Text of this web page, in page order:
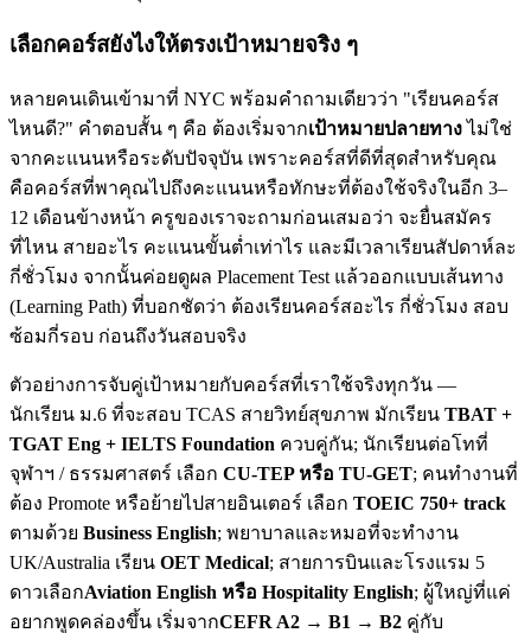
เลือกคอร์สยังไงให้ตรงเป้าหมายจริง ๆ
หลายคนเดินเข้ามาที่ NYC พร้อมคำถามเดียวว่า "เรียนคอร์ส
ไหนดี?" คำตอบสั้น ๆ คือ ต้องเริ่มจากเป้าหมายปลายทางไม่ใช่
จากคะแนนหรือระดับปัจจุบัน เพราะคอร์สที่ดีที่สุดสำหรับคุณ
คือคอร์สที่พาคุณไปถึงคะแนนหรือทักษะที่ต้องใช้จริงในอีก 3–
12 เดือนข้างหน้า ครูของเราจะถามก่อนเสมอว่า จะยื่นสมัคร
ที่ไหน สายอะไร คะแนนขั้นต่ำเท่าไร และมีเวลาเรียนสัปดาห์ละ
กี่ชั่วโมง จากนั้นค่อยดูผล Placement Test แล้วออกแบบเส้นทาง
(Learning Path) ที่บอกชัดว่า ต้องเรียนคอร์สอะไร กี่ชั่วโมง สอบ
ซ้อมกี่รอบ ก่อนถึงวันสอบจริง
ตัวอย่างการจับคู่เป้าหมายกับคอร์สที่เราใช้จริงทุกวัน —
นักเรียน ม.6 ที่จะสอบ TCAS สายวิทย์สุขภาพ มักเรียน TBAT +
TGAT Eng + IELTS Foundation ควบคู่กัน; นักเรียนต่อโทที่
จุฬาฯ / ธรรมศาสตร์ เลือก CU-TEP หรือ TU-GET; คนทำงานที่
ต้อง Promote หรือย้ายไปสายอินเตอร์ เลือก TOEIC 750+ track
ตามด้วย Business English; พยาบาลและหมอที่จะทำงาน
UK/Australia เรียน OET Medical; สายการบินและโรงแรม 5
ดาวเลือกAviation English หรือ Hospitality English; ผู้ใหญ่ที่แค่
อยากพูดคล่องขึ้น เริ่มจากCEFR A2 → B1 → B2 คู่กับ